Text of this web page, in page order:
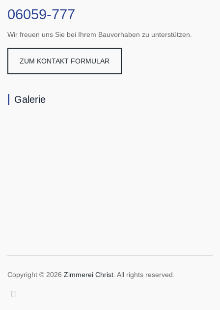
06059-777
Wir freuen uns Sie bei Ihrem Bauvorhaben zu unterstützen.
ZUM KONTAKT FORMULAR
Galerie
Copyright © 2026 Zimmerei Christ . All rights reserved.